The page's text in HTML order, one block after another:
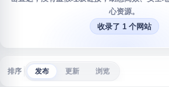
心资源。
收录了 1 个网站
排序 发布 更新 浏览